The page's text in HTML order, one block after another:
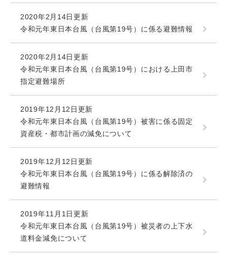
2020年2月14日更新
令和元年東日本台風（台風第19号）に係る避難情報
2020年2月14日更新
令和元年東日本台風（台風第19号）における上田市
指定避難場所
2019年12月12日更新
令和元年東日本台風（台風第19号）被害に係る固定
資産税・都市計画の減免について
2019年12月12日更新
令和元年東日本台風（台風第19号）に係る解除済の
避難情報
2019年11月1日更新
令和元年東日本台風（台風第19号）被災者の上下水
道料金減免について